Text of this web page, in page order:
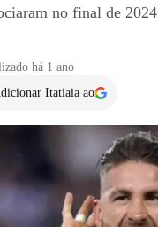
no final de
há 1 ano
Itatiaia ao